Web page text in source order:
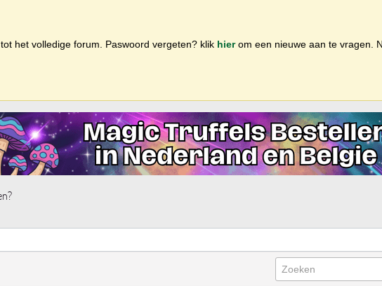
het volledige forum. Paswoord vergeten? klik hierom een nieuwe aan te vragen.